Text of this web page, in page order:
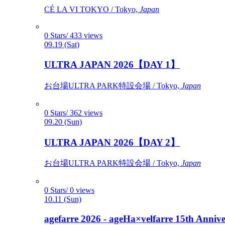
CÉ LA VI TOKYO / Tokyo, Japan
0 Stars/ 433 views
09.19 (Sat)
ULTRA JAPAN 2026【DAY 1】
お台場ULTRA PARK特設会場 / Tokyo, Japan
0 Stars/ 362 views
09.20 (Sun)
ULTRA JAPAN 2026【DAY 2】
お台場ULTRA PARK特設会場 / Tokyo, Japan
0 Stars/ 0 views
10.11 (Sun)
agefarre 2026 - ageHa×velfarre 15th